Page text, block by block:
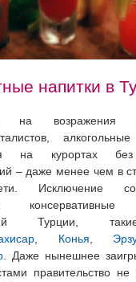
напитки в
на возражения
на курортах
– даже менее чем в
Исключение
консервативные
Турции,
Конья
. Даже нынешнее
правительство не